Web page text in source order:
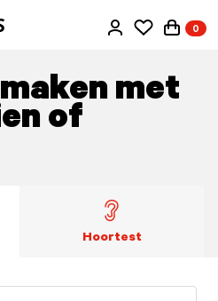
0
met
of
Hoortest